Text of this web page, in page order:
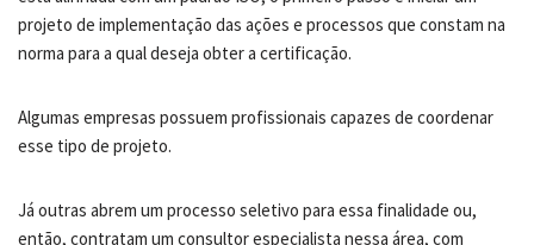
projeto de implementação das ações e processos que constam na
norma para a qual deseja obter a certificação.
Algumas empresas possuem profissionais capazes de coordenar
esse tipo de projeto.
Já outras abrem um processo seletivo para essa finalidade ou,
então, contratam um consultor especialista nessa área, com